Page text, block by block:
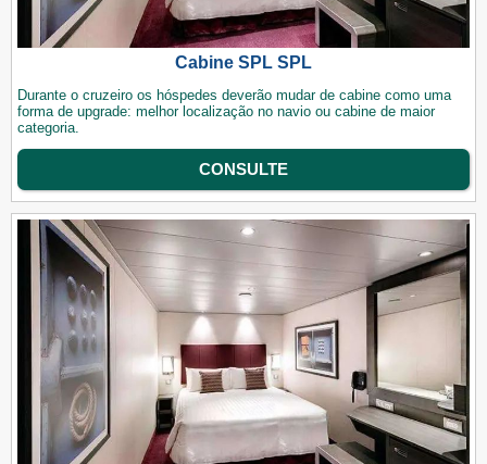
Cabine SPL SPL
Durante o cruzeiro os hóspedes deverão mudar de cabine como uma
forma de upgrade: melhor localização no navio ou cabine de maior
categoria.
CONSULTE